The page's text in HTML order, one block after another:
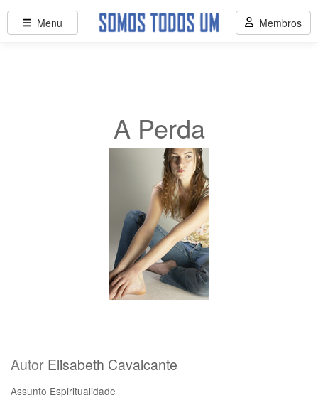
A Perda
Autor Elisabeth Cavalcante
Assunto Espiritualidade
Menu Membros